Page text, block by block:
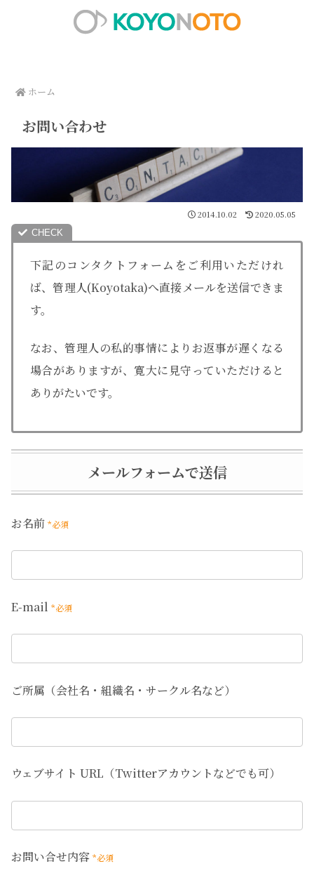
ホーム
お問い合わせ
2014.10.02 2020.05.05
下記のコンタクトフォームをご利用いただけれ
ば、管理人(Koyotaka)へ直接メールを送信できま
す。
なお、管理人の私的事情によりお返事が遅くなる
場合がありますが、寛大に見守っていただけると
ありがたいです。
メールフォームで送信
お名前 *必須
E-mail *必須
ご所属（会社名・組織名・サークル名など）
ウェブサイト URL（Twitterアカウントなどでも可）
お問い合せ内容 *必須